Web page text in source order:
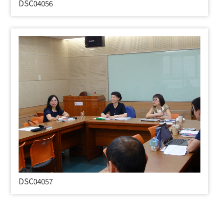
DSC04056
DSC04057